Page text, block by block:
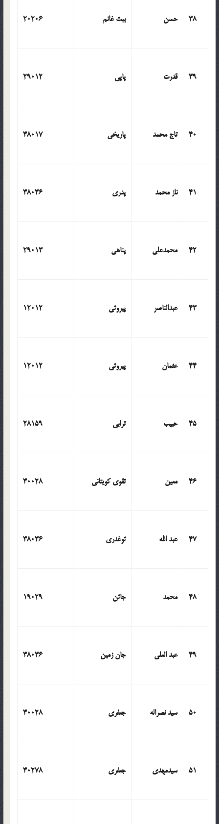
38 حسن بیت غانم 20206
39 قدرت پاپی 29012
40 تاج محمد پاریخی 38017
41 ناز محمد پدری 38036
42 محمدعلی پناهی 29013
43 عبدالناصر پیروتی 12012
44 عثمان پیروتی 12012
45 حبیب ترابی 28159
46 معین تقوی کویتانی 30028
47 عبد الله توغدری 38036
48 محمد جاتن 19029
49 عبد العلی جان زمین 38036
50 سید نصراله جعفری 30028
51 سیدمهدی جعفری 30278